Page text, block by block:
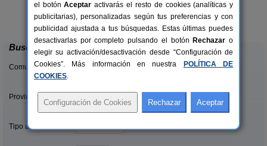
12+1 pers.
desde32 €
Casal de Folgueiras
Meis (Pontevedra)
Buscar
Comunidades:
Provincias/Islas:
Tipo alquiler:
el botónAceptar activarás el resto de cookies (analíticas y
publicitarias), personalizadas según tus preferencias y con
publicidad ajustada a tus búsquedas. Estas últimas puedes
desactivarlas por completo pulsando el botón Rechazar o
elegir su activación/desactivación desde “Configuración de
Cookies”. Más información en nuestra
POLÍTICA DE
COOKIES.